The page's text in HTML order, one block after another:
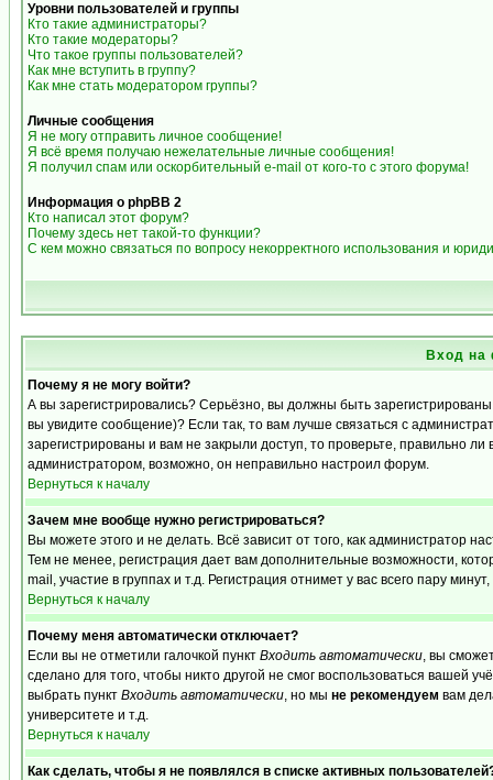
Уровни пользователей и группы
Кто такие администраторы?
Кто такие модераторы?
Что такое группы пользователей?
Как мне вступить в группу?
Как мне стать модератором группы?
Личные сообщения
Я не могу отправить личное сообщение!
Я всё время получаю нежелательные личные сообщения!
Я получил спам или оскорбительный e-mail от кого-то с этого форума!
Информация о phpBB 2
Кто написал этот форум?
Почему здесь нет такой-то функции?
С кем можно связаться по вопросу некорректного использования и
Вход на
Почему я не могу войти?
А вы зарегистрировались? Серьёзно, вы должны быть
вы увидите сообщение)? Если так, то вам лучше связаться с
зарегистрированы и вам не закрыли доступ, то проверьте, правильно
администратором, возможно, он неправильно настроил форум.
Вернуться к началу
Зачем мне вообще нужно регистрироваться?
Вы можете этого и не делать. Всё зависит от того, как администратор
Тем не менее, регистрация дает вам дополнительные возможности,
mail, участие в группах и т.д. Регистрация отнимет у вас всего пару
Вернуться к началу
Почему меня автоматически отключает?
Если вы не отметили галочкой пункт Входить автоматически, вы
сделано для того, чтобы никто другой не смог воспользоваться вашей
выбрать пункт Входить автоматически, но мы не рекомендуем вам
университете и т.д.
Вернуться к началу
Как сделать, чтобы я не появлялся в списке активных